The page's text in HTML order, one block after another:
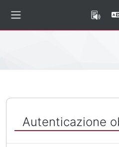
Autenticazione